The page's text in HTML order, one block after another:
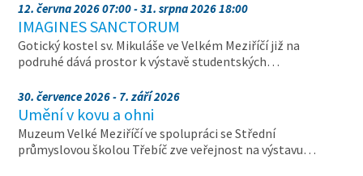
12. června 2026 07:00 - 31. srpna 2026 18:00
IMAGINES SANCTORUM
Gotický kostel sv. Mikuláše ve Velkém Meziříčí již na
podruhé dává prostor k výstavě studentských…
30. července 2026 - 7. září 2026
Umění v kovu a ohni
Muzeum Velké Meziříčí ve spolupráci se Střední
průmyslovou školou Třebíč zve veřejnost na výstavu…